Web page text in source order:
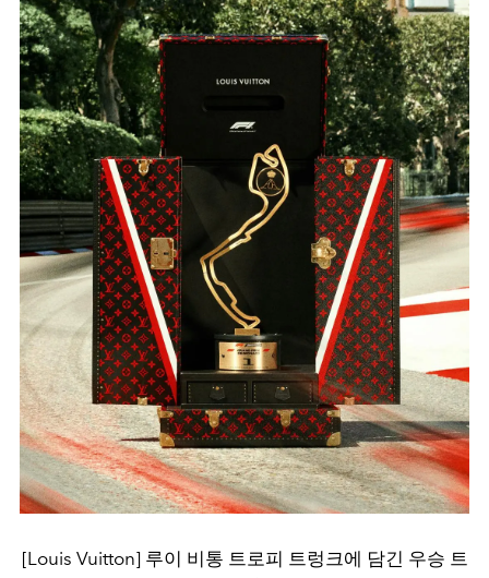
[Louis Vuitton] 루이 비통 트로피 트렁크에 담긴 우승 트